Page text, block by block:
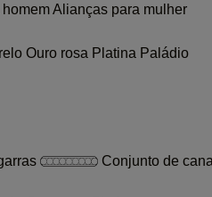
Alianças para mulher
Ouro rosa Platina Paládio
Conjunto de